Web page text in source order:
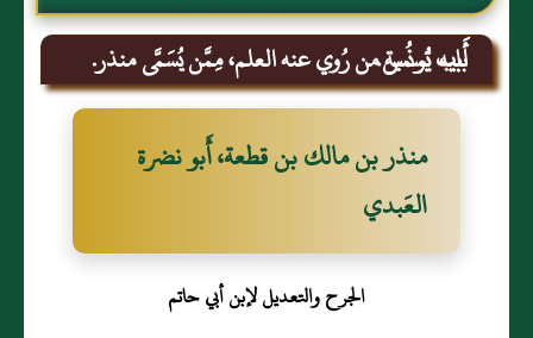
أَبيه يُونُس.
باب تسمية من رُوي عنه العلم، مِمَّن يُسَمَّى منذر.
منذر بن مالك بن قطعة، أَبو نضرة
العَبدي
الجرح والتعديل لإبن أبي حاتم